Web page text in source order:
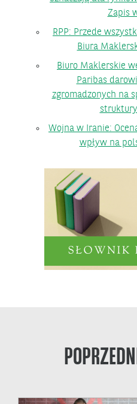
Zapis
RPP: Przede
Biura
Biuro Maklerskie
Paribas
zgromadzonych na
Wojna w Iranie:
wpływ na